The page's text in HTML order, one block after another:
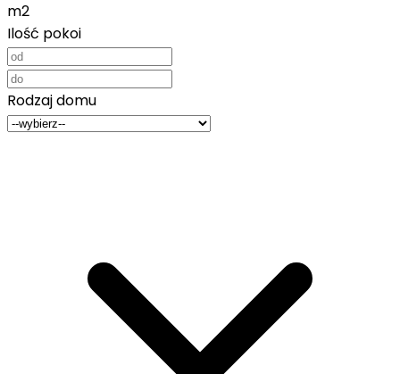
m2
Ilość pokoi
Rodzaj domu